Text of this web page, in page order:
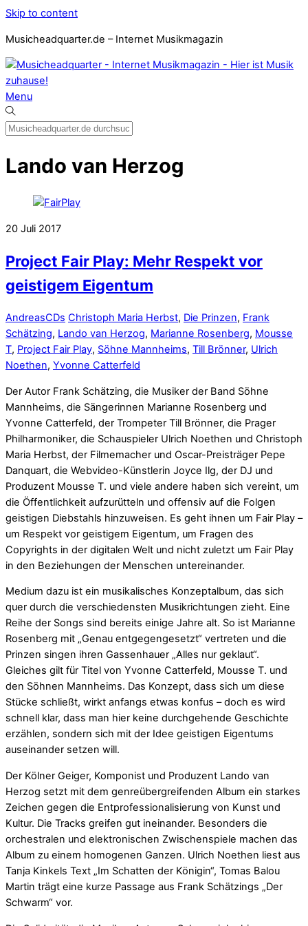
Skip to content
Musicheadquarter.de – Internet Musikmagazin
Menu
Lando van Herzog
20 Juli 2017
Project Fair Play: Mehr Respekt vor
geistigem Eigentum
AndreasCDs Christoph Maria Herbst, Die Prinzen, Frank
Schätzing, Lando van Herzog, Marianne Rosenberg, Mousse
T, Project Fair Play, Söhne Mannheims, Till Brönner, Ulrich
Noethen, Yvonne Catterfeld
Der Autor Frank Schätzing, die Musiker der Band Söhne
Mannheims, die Sängerinnen Marianne Rosenberg und
Yvonne Catterfeld, der Trompeter Till Brönner, die Prager
Philharmoniker, die Schauspieler Ulrich Noethen und Christoph
Maria Herbst, der Filmemacher und Oscar-Preisträger Pepe
Danquart, die Webvideo-Künstlerin Joyce Ilg, der DJ und
Produzent Mousse T. und viele andere haben sich vereint, um
die Öffentlichkeit aufzurütteln und offensiv auf die Folgen
geistigen Diebstahls hinzuweisen. Es geht ihnen um Fair Play –
um Respekt vor geistigem Eigentum, um Fragen des
Copyrights in der digitalen Welt und nicht zuletzt um Fair Play
in den Beziehungen der Menschen untereinander.
Medium dazu ist ein musikalisches Konzeptalbum, das sich
quer durch die verschiedensten Musikrichtungen zieht. Eine
Reihe der Songs sind bereits einige Jahre alt. So ist Marianne
Rosenberg mit „Genau entgegengesetzt“ vertreten und die
Prinzen singen ihren Gassenhauer „Alles nur geklaut“.
Gleiches gilt für Titel von Yvonne Catterfeld, Mousse T. und
den Söhnen Mannheims. Das Konzept, dass sich um diese
Stücke schließt, wirkt anfangs etwas konfus – doch es wird
schnell klar, dass man hier keine durchgehende Geschichte
erzählen, sondern sich mit der Idee geistigen Eigentums
auseinander setzen will.
Der Kölner Geiger, Komponist und Produzent Lando van
Herzog setzt mit dem genreübergreifenden Album ein starkes
Zeichen gegen die Entprofessionalisierung von Kunst und
Kultur. Die Tracks greifen gut ineinander. Besonders die
orchestralen und elektronischen Zwischenspiele machen das
Album zu einem homogenen Ganzen. Ulrich Noethen liest aus
Tanja Kinkels Text „Im Schatten der Königin“, Tomas Balou
Martin trägt eine kurze Passage aus Frank Schätzings „Der
Schwarm“ vor.